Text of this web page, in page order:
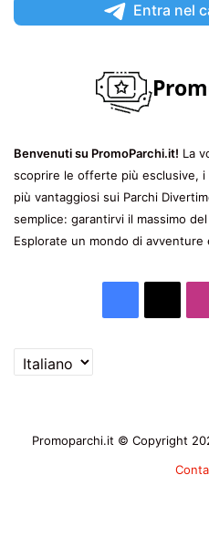
Entra nel
Benvenuti su PromoParchi.it! La
scoprire le offerte più esclusive,
più vantaggiosi sui Parchi
semplice: garantirvi il massimo
Esplorate un mondo di avventure
Scegli
una
Promoparchi.it © Copyright